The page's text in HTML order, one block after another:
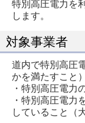
特別高圧電力を
します。
対象事業者
道内で特別高圧
かを満たすこと）
・特別高圧電力
・特別高圧電力
していること（